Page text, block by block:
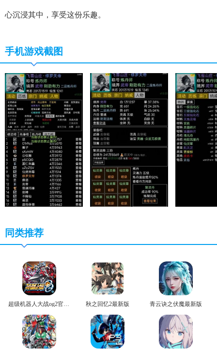
心沉浸其中，享受这份乐趣。
手机游戏截图
同类推荐
超级机器人大战og2官方版 秋之回忆2最新版 青云诀之伏魔最新版